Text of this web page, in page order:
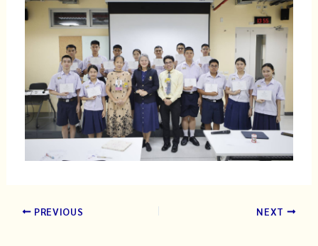
PREVIOUS NEXT